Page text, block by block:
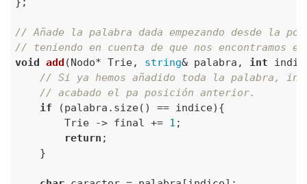
// Añade la palabra dada empezando desde la
// teniendo en cuenta de que nos encontramos
void add (Nodo* Trie, string& palabra, int
// Si ya hemos añadido toda la palabra,
// acabado el pa posición anterior.
if (palabra.size() == indice){
        Trie -> final +=
1 ;
return ;
    }